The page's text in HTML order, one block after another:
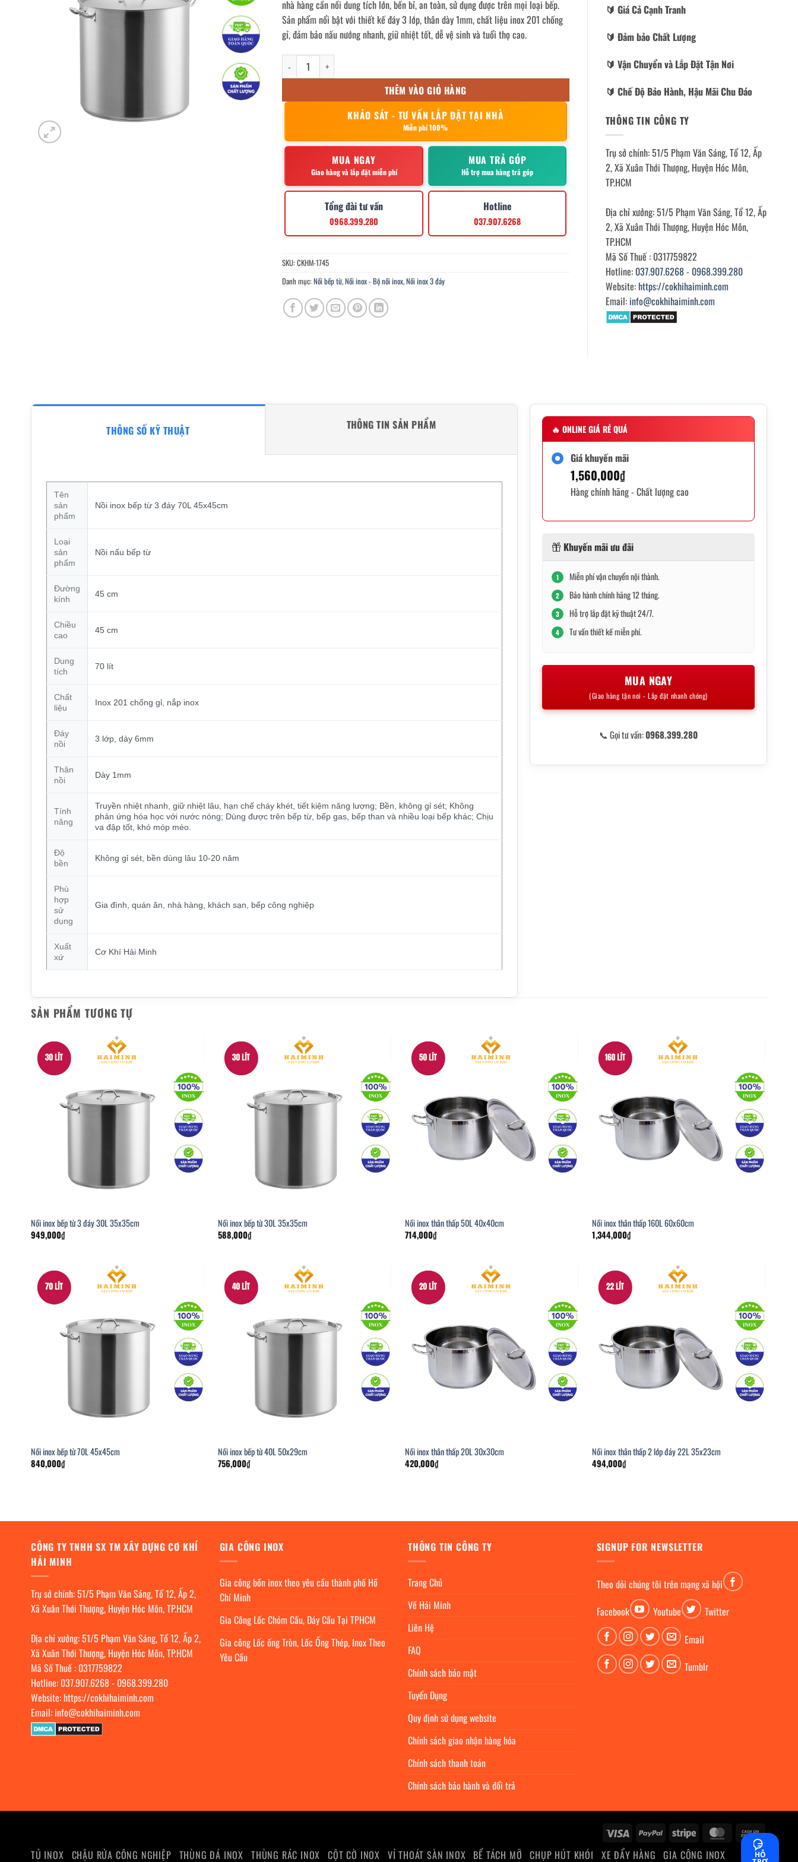
nhà hàng cần nồi dung tích lớn, bền bỉ, an toàn, sử dụng được trên mọi loại bếp.
Sản phẩm nổi bật với thiết kế đáy 3 lớp, thân dày 1mm, chất liệu inox 201 chống
gỉ, đảm bảo nấu nướng nhanh, giữ nhiệt tốt, dễ vệ sinh và tuổi thọ cao.
Nồi inox bếp từ 3 đáy 70L 45x45cm số lượng
THÊM VÀO GIỎ HÀNG
KHẢO SÁT - TƯ VẤN LẮP ĐẶT TẠI NHÀ
Miễn phí 100%
MUA NGAY
Giao hàng và lắp đặt miễn phí
MUA TRẢ GÓP
Hỗ trợ mua hàng trả góp
Tổng đài tư vấn
0968.399.280
Hotline
037.907.6268
SKU:CKHM-1745
Danh mục:Nồi bếp từ,Nồi inox - Bộ nồi inox,Nồi inox 3 đáy
🔰️ Giá Cả Cạnh Tranh
🔰️ Đảm bảo Chất Lượng
🔰️ Vận Chuyển và Lắp Đặt Tận Nơi
🔰️ Chế Độ Bảo Hành, Hậu Mãi Chu Đáo
THÔNG TIN CÔNG TY
Trụ sở chính: 51/5 Phạm Văn Sáng, Tổ 12, Ấp
2, Xã Xuân Thới Thượng, Huyện Hóc Môn,
TP.HCM
Địa chỉ xưởng: 51/5 Phạm Văn Sáng, Tổ 12, Ấp
2, Xã Xuân Thới Thượng, Huyện Hóc Môn,
TP.HCM
Mã Số Thuế : 0317759822
Hotline: 037.907.6268- 0968.399.280
Website: https://cokhihaiminh.com
Email: info@cokhihaiminh.com
THÔNG SỐ KỸ THUẬT THÔNG TIN SẢN PHẨM
Tên
sản
phẩm
Nồi inox bếp từ 3 đáy 70L 45x45cm
Loại
sản
phẩm
Nồi nấu bếp từ
Đường
kính
45 cm
Chiều
cao
45 cm
Dung
tích
70 lít
Chất
liệu
Inox 201 chống gỉ, nắp inox
Đáy
nồi
3 lớp, dày 6mm
Thân
nồi
Dày 1mm
Tính
năng
Truyền nhiệt nhanh, giữ nhiệt lâu, hạn chế cháy khét, tiết kiệm năng lượng; Bền, không gỉ sét; Không
phản ứng hóa học với nước nóng; Dùng được trên bếp từ, bếp gas, bếp than và nhiều loại bếp khác; Chịu
va đập tốt, khó móp méo.
Độ
bền
Không gỉ sét, bền dùng lâu 10-20 năm
Phù
hợp
sử
dụng
Gia đình, quán ăn, nhà hàng, khách sạn, bếp công nghiệp
Xuất
xứ
Cơ Khí Hải Minh
🔥 ONLINE GIÁ RẺ QUÁ
Giá khuyến mãi
1,560,000₫
Hàng chính hãng - Chất lượng cao
Khuyến mãi ưu đãi
1 Miễn phí vận chuyển nội thành.
2 Bảo hành chính hãng 12 tháng.
3 Hỗ trợ lắp đặt kỹ thuật 24/7.
4 Tư vấn thiết kế miễn phí.
MUA NGAY
(Giao hàng tận nơi - Lắp đặt nhanh chóng)
📞 Gọi tư vấn:0968.399.280
SẢN PHẨM TƯƠNG TỰ
Nồi inox bếp từ 3 đáy 30L 35x35cm
949,000₫
Nồi inox bếp từ 30L 35x35cm
588,000₫
Nồi inox thân thấp 50L 40x40cm
714,000₫
Nồi inox thân thấp 160L 60x60cm
1,344,000₫
Nồi inox bếp từ 70L 45x45cm
840,000₫
Nồi inox bếp từ 40L 50x29cm
756,000₫
Nồi inox thân thấp 20L 30x30cm
420,000₫
Nồi inox thân thấp 2 lớp đáy 22L 35x23cm
494,000₫
CÔNG TY TNHH SX TM XÂY DỰNG CƠ KHÍ
HẢI MINH
Trụ sở chính: 51/5 Phạm Văn Sáng, Tổ 12, Ấp 2,
Xã Xuân Thới Thượng, Huyện Hóc Môn, TP.HCM
Địa chỉ xưởng: 51/5 Phạm Văn Sáng, Tổ 12, Ấp 2,
Xã Xuân Thới Thượng, Huyện Hóc Môn, TP.HCM
Mã Số Thuế : 0317759822
Hotline: 037.907.6268- 0968.399.280
Website: https://cokhihaiminh.com
Email: info@cokhihaiminh.com
GIA CÔNG INOX
Gia công bồn inox theo yêu cầu thành phố Hồ
Chí Minh
Gia Công Lốc Chỏm Cầu, Đáy Cầu Tại TPHCM
Gia công Lốc ống Tròn, Lốc Ống Thép, Inox Theo
Yêu Cầu
THÔNG TIN CÔNG TY
Trang Chủ
Về Hải Minh
Liên Hệ
FAQ
Chính sách bảo mật
Tuyển Dụng
Quy định sử dụng website
Chính sách giao nhận hàng hóa
Chính sách thanh toán
Chính sách bảo hành và đổi trả
SIGNUP FOR NEWSLETTER
Theo dỏi chúng tôi trên mạng xã hội
Facebook
Youtube
Twitter
Email
Tumblr
Visa PayPal Stripe MasterCardCash
On
Delivery
TỦ INOX CHẬU RỬA CÔNG NGHIỆP THÙNG ĐÁ INOX THÙNG RÁC INOX CỘT CỜ INOX VỈ THOÁT SÀN INOX BỂ TÁCH MỠ CHỤP HÚT KHÓI XE ĐẨY HÀNG GIA CÔNG INOX HỖ